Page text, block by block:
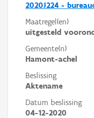
2020J224 -
Maatregel(en)
uitgesteld
Gemeente(n)
Hamont-achel
Beslissing
Aktename
Datum beslissing
04-12-2020